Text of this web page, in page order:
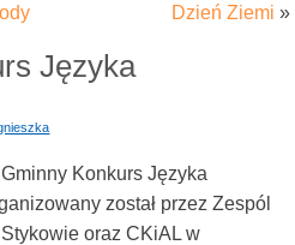
Dzień Ziemi »
Języka
Konkurs Języka
został przez Zespól
oraz CKiAL w